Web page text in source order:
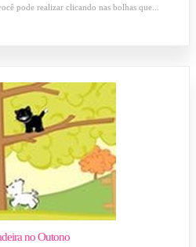
pode realizar clicando nas bolhas que...
no Outono